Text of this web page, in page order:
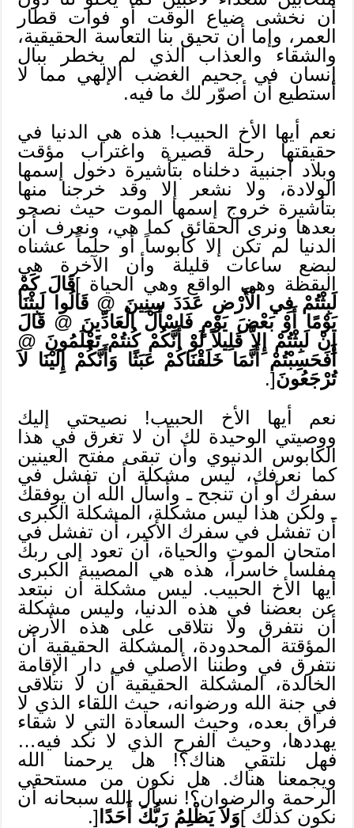
أن نخشى ضياع الوقت أو فوات قطار
العمر، وإما أن تحيق بنا التعاسة الحقيقية،
والشقاء والعذاب الذي لم يخطر ببال
إنسان في جحيم الغضب الإلهي مما لا
أستطيع أن أصوّر لك ما فيه.
نعم أيها الأخ الحبيب! هذه هي الدنيا في
حقيقتها رحلة قصيرة واغتراب مؤقت
وبلاد أجنبية دخلناه بتأشيرة دخول إسمها
الولادة، ولا نشعر إلا وقد خرجنا منها
بتأشيرة خروج إسمها الموت حيث نصحو
بعدها ونرى الحقائق كما هي، ونعرف أن
الدنيا لم تكن إلا كابوساً أو حلماً عشناه
لبضع ساعات قليلة وأن الآخرة هي
اليقظة وهي الواقع وهي الحياة ]قَالَ كَمْ
لَبِثْتُمْ فِي الْأَرْضِ عَدَدَ سِنِينَ @قَالُوا لَبِثْنَا
يَوْمًا أَوْ بَعْضَ يَوْمٍ فَاسْأَلْ الْعَادِّينَ @ قَالَ
إِنْ لَبِثْتُمْ إِلاَّ قَلِيلاً لَوْ أَنَّكُمْ كُنتُمْ تَعْلَمُونَ @
أَفَحَسِبْتُمْ أَنَّمَا خَلَقْنَاكُمْ عَبَثًا وَأَنَّكُمْ إِلَيْنَا لاَ
تُرْجَعُونَ[.
نعم أيها الأخ الحبيب! نصيحتي إليك
ووصيتي الوحيدة لك أن لا تغرق في هذا
الكابوس الدنيوي وأن تبقى مفتح العينين
كما نعرفك، ليس مشكلة أن تفشل في
سفرك أو أن تنجح ـ وأسأل الله أن يوفقك
ـ ولكن هذا ليس مشكلة، المشكلة الكبرى
أن تفشل في سفرك الأكبر، أن تفشل في
امتحان الموت والحياة، أن تعود إلى ربك
مفلساً خاسراً، هذه هي المصيبة الكبرى
أيها الأخ الحبيب. ليس مشكلة أن نبتعد
عن بعضنا في هذه الدنيا، وليس مشكلة
أن نتفرق ولا نتلاقى على هذه الأرض
المؤقتة المحدودة، المشكلة الحقيقية أن
نتفرق في وطننا الأصلي في دار الإقامة
الخالدة، المشكلة الحقيقية أن لا نتلاقى
في جنة الله ورضوانه، حيث اللقاء الذي لا
فراق بعده، وحيث السعادة التي لا شقاء
يهددها، وحيث الفرح الذي لا نكد فيه…
فهل نلتقي هناك؟! هل يرحمنا الله
ويجمعنا هناك. هل نكون من مستحقي
الرحمة والرضوان؟! نسأل الله سبحانه أن
نكون كذلك ]وَلاَ يَظْلِمُ رَبُّكَ أَحَدًا [.